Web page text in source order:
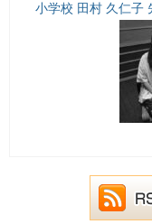
小学校 田村 久仁子